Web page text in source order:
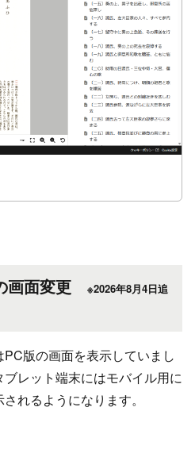
画面変更
※2026年8月4日追
版の画面を表示していまし
レット端末にはモバイル用に
れるようになります。